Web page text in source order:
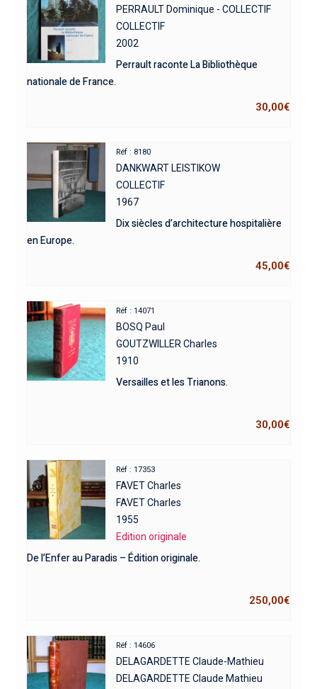
PERRAULT Dominique - COLLECTIF
COLLECTIF
2002
Perrault raconte La Bibliothèque
nationale de France.
30,00€
Réf : 8180
DANKWART LEISTIKOW
COLLECTIF
1967
Dix siècles d’architecture hospitalière
en Europe.
45,00€
Réf : 14071
BOSQ Paul
GOUTZWILLER Charles
1910
Versailles et les Trianons.
30,00€
Réf : 17353
FAVET Charles
FAVET Charles
1955
Edition originale
De l’Enfer au Paradis – Édition originale.
250,00€
Réf : 14606
DELAGARDETTE Claude-Mathieu
DELAGARDETTE Claude Mathieu